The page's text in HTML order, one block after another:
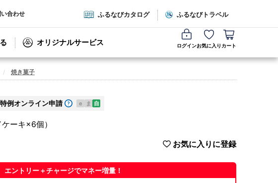
合わせ ふるなびカタログ ふるなびトラベル
オリジナルサービス ログインお気に入り カート
焼き菓子
例オンライン申請 e ま 自
ーキ×6個）
お気に入りに登録
エントリー＋チャージでマネー増量！